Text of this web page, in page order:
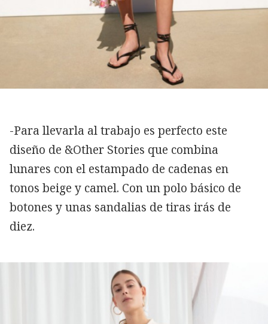
-Para llevarla al trabajo es perfecto este
diseño de &Other Stories que combina
lunares con el estampado de cadenas en
tonos beige y camel. Con un polo básico de
botones y unas sandalias de tiras irás de
diez.